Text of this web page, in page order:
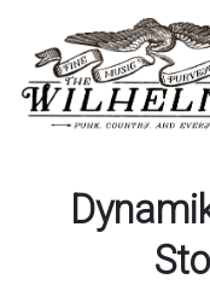
hovedinnhold